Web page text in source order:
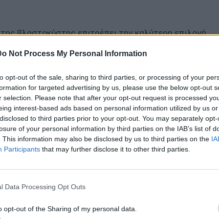
Not Process My Personal Information
opt-out of the sale, sharing to third parties, or processing of your
for targeted advertising by us, please use the below opt-out
selection. Please note that after your opt-out request is processed
interest-based ads based on personal information utilized by us
to third parties prior to your opt-out. You may separately
of your personal information by third parties on the IAB’s list of
This information may also be disclosed by us to third parties on the
Participants that may further disclose it to other third parties.
Data Processing Opt Outs
opt-out of the Sharing of my personal data.
βλαστοκύστης επιτρέπει την καλύτερη επιλογή
Αυτός ο παρατεταμένος χρόνος
των ισχυρότερων εμβρύων.
Έλεγχος (PGT-A)
του εμβρύου πριν την
αποβολής και αυξάνονται οι πιθανότητες για
38 ετών ή με ιστορικό αποβολών.
εμβρύου (niPGT)
του γενετικού υλικού του εμβρύου χωρίς βιοψία,